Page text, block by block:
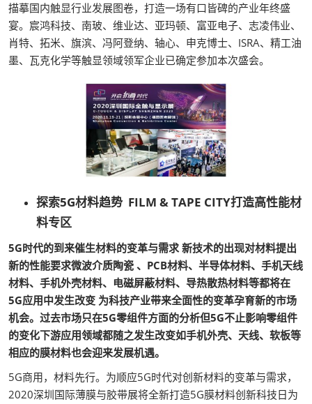
描摹国内触显行业发展图卷，打造一场有口皆碑的产业年终盛
宴。宸鸿科技、南玻、维业达、亚玛顿、富亚电子、志凌伟业、
肖特、拓米、旗滨、冯阿登纳、轴心、申克博士、ISRA、精工油
墨、瓦克化学等触显领域领军企业已确定参加本次盛会。
探索5G材料趋势 FILM & TAPE CITY打造高性能材
料专区
5G时代的到来催生材料的变革与需求 新技术的出现对材料提出
新的性能要求微波介质陶瓷 、PCB材料、半导体材料、手机天线
材料、手机外壳材料、电磁屏蔽材料、导热散热材料等都将在
5G应用中发生改变 为科技产业带来全面性的变革孕育新的市场
机会。过去市场只在5G零组件方面的分析但5G不止影响零组件
的变化下游应用领域都随之发生改变如手机外壳、天线、软板等
相应的膜材料也会迎来发展机遇。
5G商用，材料先行。为顺应5G时代对创新材料的变革与需求，
2020深圳国际薄膜与胶带展将全新打造5G膜材料创新科技日为